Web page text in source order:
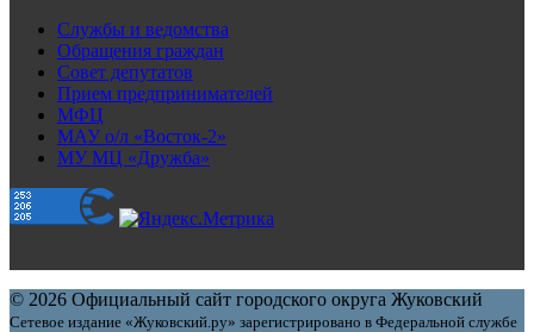
Службы и ведомства
Обращения граждан
Совет депутатов
Прием предпринимателей
МФЦ
МАУ о/л «Восток-2»
МУ МЦ «Дружба»
© 2026 Официальный сайт городского округа Жуковский
Сетевое издание «Жуковский.ру» зарегистрировано в Федеральной службе